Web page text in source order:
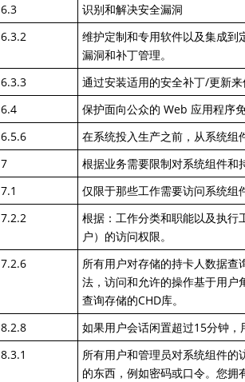
识别和解决安全漏洞
维护定制和专用软件以及集成到
漏洞和补丁管理。
通过安装适用的安全补丁/更新
保护面向公众的 Web 应用程序免
在系统投入生产之前，从系统组
根据业务需要限制对系统组件和
仅限于那些工作需要访问系统组
根据：工作分类和职能以及执行
户）的访问权限。
所有用户对存储的持卡人数据
法，访问和允许的操作基于用户
查询存储的CHD库。
如果用户会话闲置超过15分钟，
所有用户和管理员对系统组件的
的东西，例如密码或口令。您拥